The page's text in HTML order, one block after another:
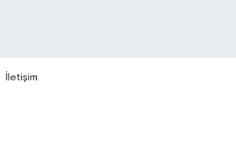
İletişim